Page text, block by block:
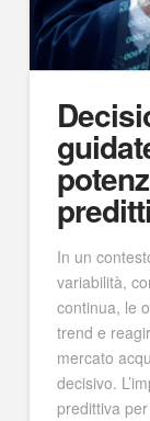
In un
variabilità,
continua, le
trend e
mercato
decisivo.
predittiva